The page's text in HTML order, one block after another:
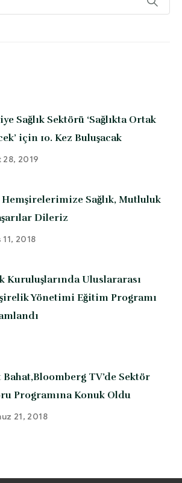
Sağlık Sektörü ‘Sağlıkta Ortak
için 10. Kez Buluşacak
28, 2019
Sağlık, Mutluluk
Dileriz
11, 2018
Kuruluşlarında Uluslararası
Yönetimi Eğitim Programı
Bahat,Bloomberg TV’de Sektör
Programına Konuk Oldu
21, 2018